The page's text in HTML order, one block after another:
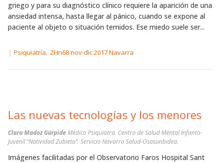
griego y para su diagnóstico clínico requiere la aparición de una
ansiedad intensa, hasta llegar al pánico, cuando se expone al
paciente al objeto o situación temidos. Ese miedo suele ser...
| Psiquiatría, ZHn68 nov-dic 2017 Navarra
Las nuevas tecnologías y los menores
Clara Madoz GúrpideMédico Psiquiatra. Centro de Salud Mental Infanto-
Juvenil “Natividad Zubieta”. Servicio Navarro Salud-Osasunbidea.
Imágenes facilitadas por el Observatorio Faros Hospital Sant